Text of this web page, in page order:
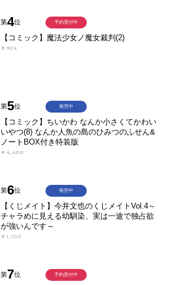
第4位
【コミック】魔法少女ノ魔女裁判(2)
￥924
予約受付中
第5位
【コミック】ちいかわ なんか小さくてかわい
いやつ(8) なんか人魚の島のひみつのふせん&
ノートBOX付き特装版
￥4,400
発売中
第6位
【くじメイト】今井文也のくじメイトVol.4～
チャラめに見える幼馴染、実は一途で独占欲
が強いんです～
￥1,100
発売中
第7位 予約受付中